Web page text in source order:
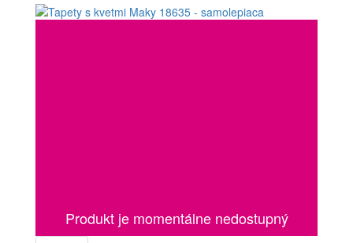
Produkt je momentálne nedostupný